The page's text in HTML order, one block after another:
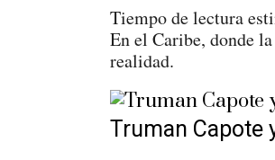
Tiempo de lectura
En el Caribe, donde
realidad.
Truman Capote